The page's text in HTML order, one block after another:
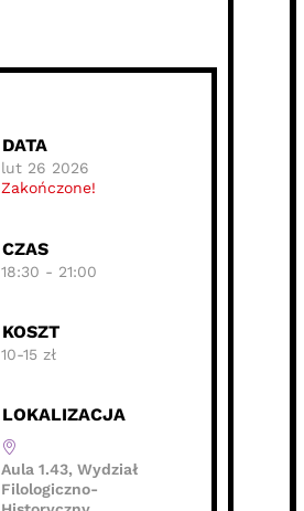
DATA
lut 26 2026
Zakończone!
CZAS
18:30 - 21:00
KOSZT
10-15 zł
LOKALIZACJA
Aula 1.43, Wydział
Filologiczno-